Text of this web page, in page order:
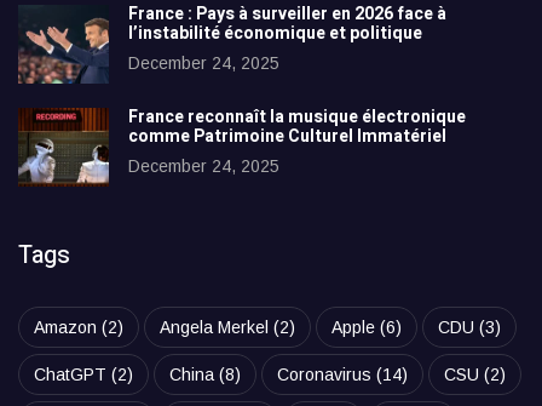
France : Pays à surveiller en 2026 face à
l’instabilité économique et politique
December 24, 2025
France reconnaît la musique électronique
comme Patrimoine Culturel Immatériel
December 24, 2025
Tags
Amazon (2) Angela Merkel (2) Apple (6) CDU (3)
ChatGPT (2) China(8) Coronavirus (14) CSU (2)